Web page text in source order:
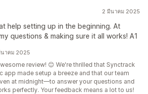
2 มีนาคม 2025
help setting up in the beginning. At
questions & making sure it all works! A1
าคม 2025
review! 😊 We're thrilled that Synctrack
app made setup a breeze and that our team
at midnight—to answer your questions and
perfectly. Your feedback means a lot to us!